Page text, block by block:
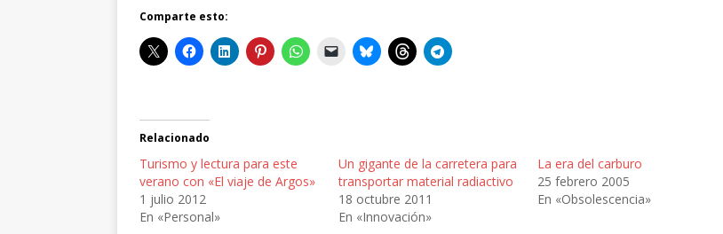
Comparte esto:
Relacionado
Turismo y lectura para este
verano con «El viaje de Argos»
1 julio 2012
En «Personal»
Un gigante de la carretera para
transportar material radiactivo
18 octubre 2011
En «Innovación»
La era del carburo
25 febrero 2005
En «Obsolescencia»